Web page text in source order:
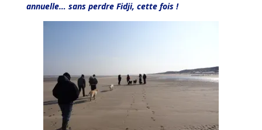
annuelle… sans perdre Fidji, cette fois !